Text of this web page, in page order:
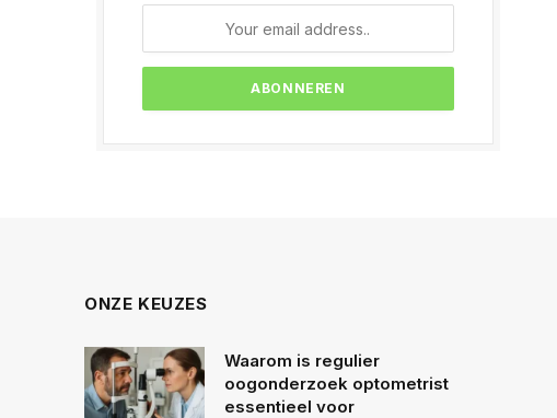
ONZE KEUZES
Waarom is regulier
oogonderzoek optometrist
essentieel voor